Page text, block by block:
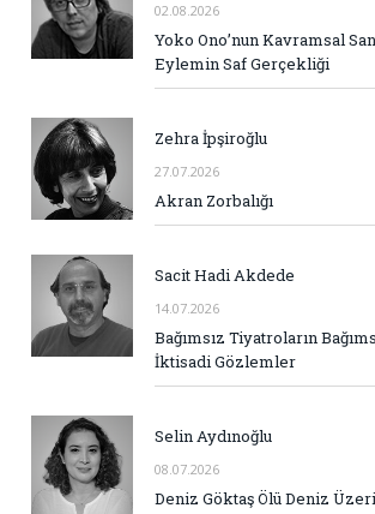
02.08.2026
Yoko Ono’nun Kavramsal
Eylemin Saf Gerçekliği
Zehra İpşiroğlu
27.07.2026
Akran Zorbalığı
Sacit Hadi Akdede
14.07.2026
Bağımsız Tiyatroların
İktisadi Gözlemler
Selin Aydınoğlu
08.07.2026
Deniz Göktaş Ölü Deniz